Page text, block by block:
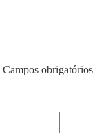
Campos obrigatórios